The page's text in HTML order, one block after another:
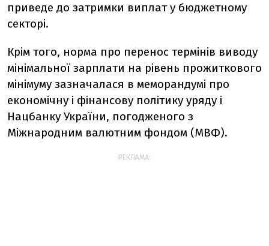
приведе до затримки виплат у бюджетному
секторі.
Крім того, норма про перенос термінів виводу
мінімальної зарплати на рівень прожиткового
мінімуму зазначалася в меморандумі про
економічну і фінансову політику уряду і
Нацбанку України, погодженого з
Міжнародним валютним фондом (МВФ).
РЕКЛАМА: